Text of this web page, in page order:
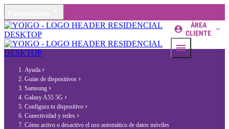
ÁREA
CLIENTE
Ayuda
Guías de dispositivos
Samsung
Galaxy A55 5G
Configura tu dispositivo
Conectividad y redes
Cómo activo o desactivo el uso automático de datos móviles